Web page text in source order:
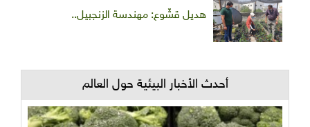
هديل قشّوع: مهندسة الزنجبيل..
أحدث الأخبار البيئية حول العالم